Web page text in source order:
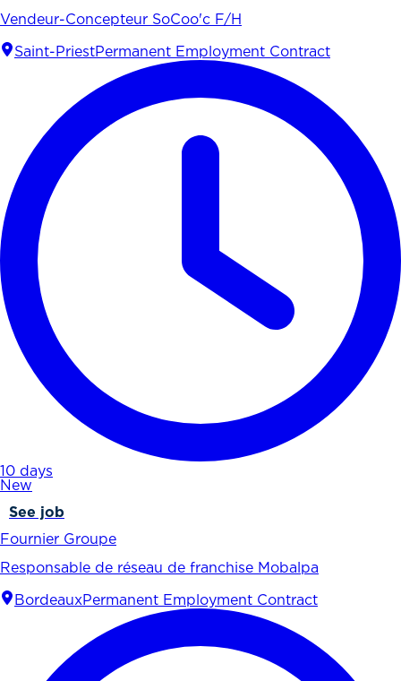
Vendeur-Concepteur SoCoo'c F/H
Saint-PriestPermanent Employment Contract
10 days
New
See job
Fournier Groupe
Responsable de réseau de franchise Mobalpa
BordeauxPermanent Employment Contract